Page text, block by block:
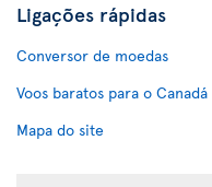
Ligações rápidas
Conversor de moedas
Voos baratos para o Canadá
Mapa do site